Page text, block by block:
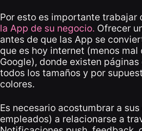
Por esto es importante trabajar
la App de su negocio. Ofrecer
antes de que las App se
que es hoy internet (menos mal
Google), donde existen
todos los tamaños y por
colores.
Es necesario acostumbrar a
empleados) a relacionarse a